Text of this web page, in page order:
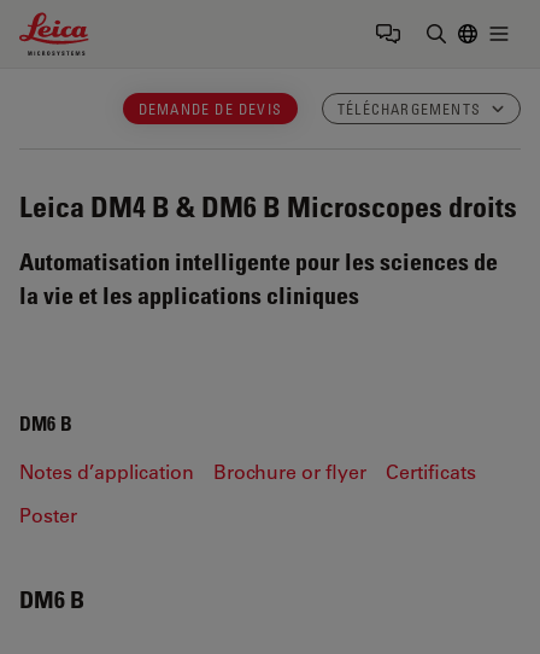
Leica Microsystems Logo
DEMANDE DE DEVIS TÉLÉCHARGEMENTS
Leica DM4 B & DM6 B Microscopes droits
Automatisation intelligente pour les sciences de
la vie et les applications cliniques
DM6 B
Notes d’application Brochure or flyer
Certificats
Poster
DM6 B